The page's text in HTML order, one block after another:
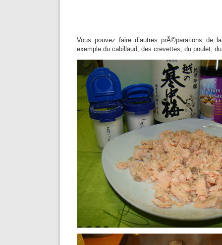
Vous pouvez faire d’autres prÃ©parations de
exemple du cabillaud, des crevettes, du poulet,